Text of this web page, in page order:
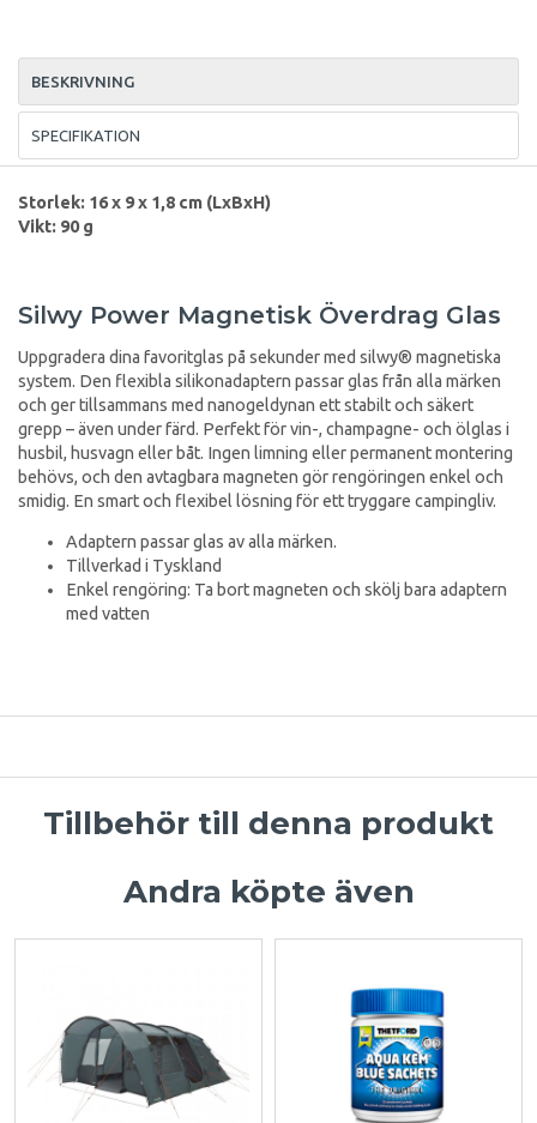
BESKRIVNING
SPECIFIKATION
Storlek: 16 x 9 x 1,8 cm (LxBxH)
Vikt: 90 g
Silwy Power Magnetisk Överdrag Glas
Uppgradera dina favoritglas på sekunder med silwy® magnetiska
system. Den flexibla silikonadaptern passar glas från alla märken
och ger tillsammans med nanogeldynan ett stabilt och säkert
grepp – även under färd. Perfekt för vin-, champagne- och ölglas i
husbil, husvagn eller båt. Ingen limning eller permanent montering
behövs, och den avtagbara magneten gör rengöringen enkel och
smidig. En smart och flexibel lösning för ett tryggare campingliv.
Adaptern passar glas av alla märken.
Tillverkad i Tyskland
Enkel rengöring: Ta bort magneten och skölj bara adaptern
med vatten
Tillbehör till denna produkt
Andra köpte även